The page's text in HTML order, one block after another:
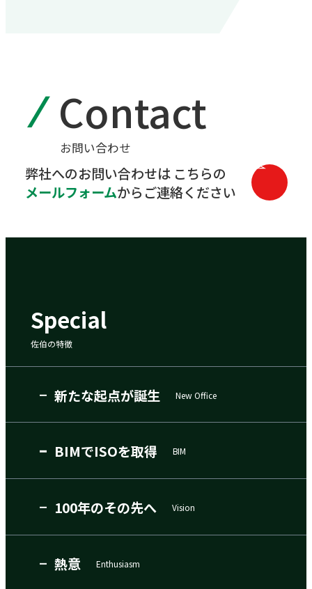
Contact
お問い合わせ
弊社へのお問い合わせはこちらの
メールフォームからご連絡ください
Special
佐伯の特徴
新たな起点が誕生 New Office
BIMでISOを取得 BIM
100年のその先へ Vision
熱意 Enthusiasm